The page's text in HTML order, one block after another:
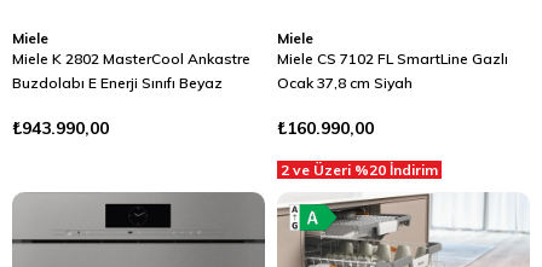
Miele
Miele K 2802 MasterCool Ankastre
Buzdolabı E Enerji Sınıfı Beyaz
₺943.990,00
Miele
Miele CS 7102 FL SmartLine Gazlı
Ocak 37,8 cm Siyah
₺160.990,00
2 ve Üzeri %20 İndirim